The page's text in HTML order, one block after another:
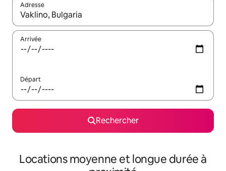
Adresse
Lorsque les résultats s'affichent, utilisez les flèches vers le
Arrivée
Départ
Rechercher
Locations moyenne et longue durée à